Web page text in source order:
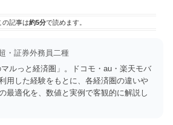
の記事は約5分で読めます。
・証券外務員二種
ルっと経済圏」。ドコモ・au・楽天モバ
用した経験をもとに、各経済圏の違いや
最適化を、数値と実例で客観的に解説し